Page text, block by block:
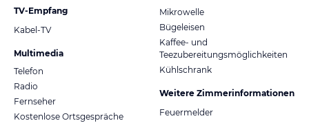
TV-Empfang
Kabel-TV
Multimedia
Telefon
Radio
Fernseher
Kostenlose Ortsgespräche
Mikrowelle
Bügeleisen
Kaffee- und
Teezubereitungsmöglichkeiten
Kühlschrank
Weitere Zimmerinformationen
Feuermelder